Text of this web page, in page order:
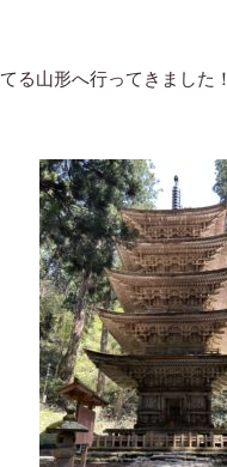
る山形へ行ってきました！